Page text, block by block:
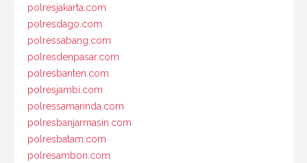
polresjakarta.com
polresdago.com
polressabang.com
polresdenpasar.com
polresbanten.com
polresjambi.com
polressamarinda.com
polresbanjarmasin.com
polresbatam.com
polresambon.com